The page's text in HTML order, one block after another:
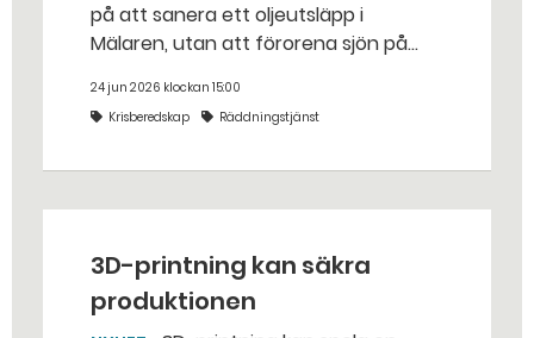
på att sanera ett oljeutsläpp i
Mälaren, utan att förorena sjön på
stället. Det gjorde räddningstjänsten i
Eskilstuna – tio kubikmeter närmare
24 jun 2026 klockan 15:00
Krisberedskap
Räddningstjänst
3D-printning kan säkra
produktionen